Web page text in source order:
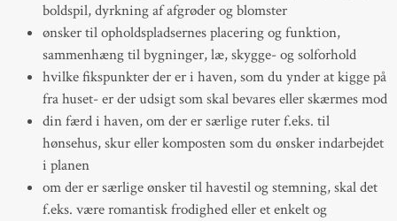
boldspil, dyrkning af afgrøder og blomster
ønsker til opholdspladsernes placering og funktion,
sammenhæng til bygninger, læ, skygge- og solforhold
hvilke fikspunkter der er i haven, som du ynder at kigge på
fra huset- er der udsigt som skal bevares eller skærmes mod
din færd i haven, om der er særlige ruter f.eks. til
hønsehus, skur eller komposten som du ønsker indarbejdet
i planen
om der er særlige ønsker til havestil og stemning, skal det
f.eks. være romantisk frodighed eller et enkelt og